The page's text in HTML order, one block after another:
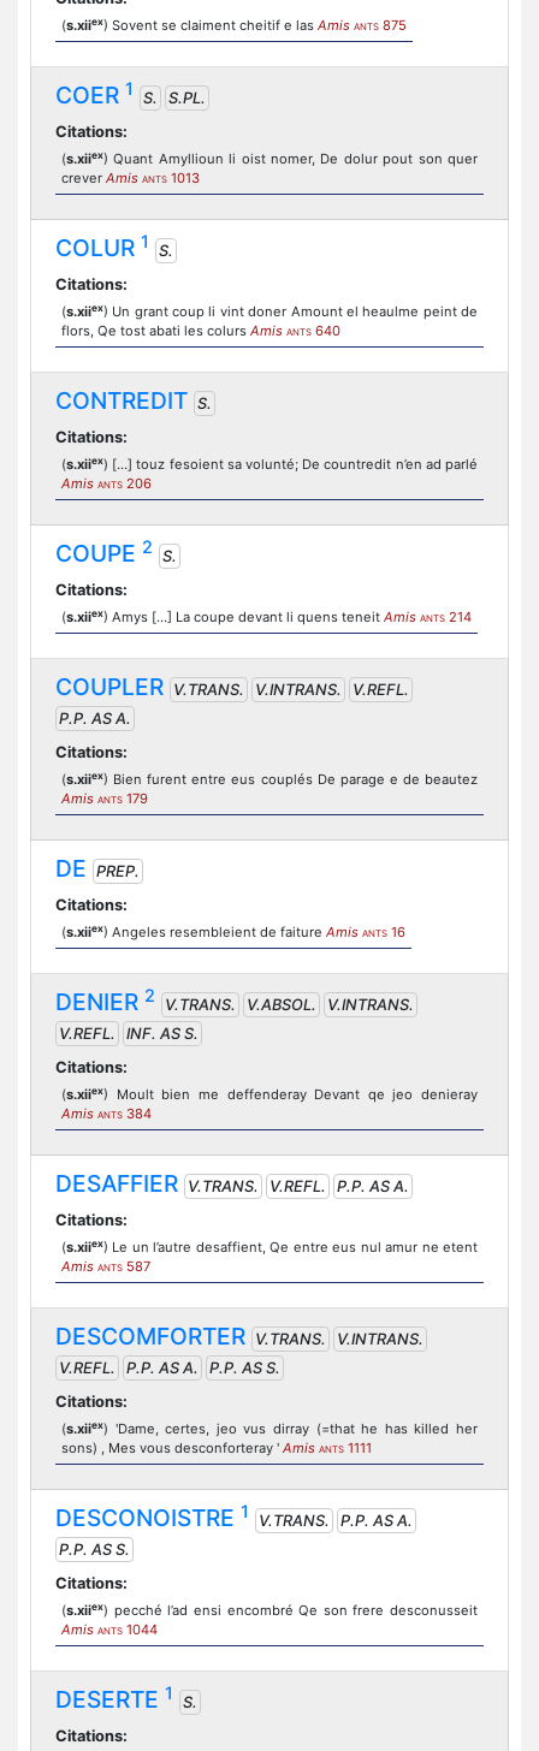
(s.xiiex) Sovent se claiment cheitif e las Amis ANTS 875
COER 1 S.
S.PL.
Citations:
(s.xiiex) Quant Amyllioun li oist nomer, De dolur pout son quer
crever Amis ANTS 1013
COLUR 1
S.
Citations:
(s.xiiex) Un grant coup li vint doner Amount el heaulme peint de
flors, Qe tost abati les colurs Amis ANTS 640
CONTREDIT S.
Citations:
(s.xiiex) […] touz fesoient sa volunté; De countredit n’en ad parlé
Amis ANTS 206
COUPE 2 S.
Citations:
(s.xiiex) Amys [...] La coupe devant li quens teneit Amis ANTS 214
COUPLER V.TRANS. V.INTRANS.
V.REFL.
P.P. AS A.
Citations:
(s.xiiex) Bien furent entre eus couplés De parage e de beautez
Amis ANTS 179
DE PREP.
Citations:
(s.xiiex) Angeles resembleient de faiture Amis ANTS 16
DENIER 2 V.TRANS. V.ABSOL.
V.INTRANS.
V.REFL.
INF. AS S.
Citations:
(s.xiiex) Moult bien me deffenderay Devant qe jeo denieray
Amis ANTS 384
DESAFFIER V.TRANS. V.REFL.
P.P. AS A.
Citations:
(s.xiiex) Le un l’autre desaffient, Qe entre eus nul amur ne etent
Amis ANTS 587
DESCOMFORTER V.TRANS.
V.INTRANS.
V.REFL.
P.P. AS A.
P.P. AS S.
Citations:
(s.xiiex) 'Dame, certes, jeo vus dirray (=that he has killed her
sons) , Mes vous desconforteray ' Amis ANTS 1111
DESCONOISTRE 1 V.TRANS.
P.P. AS A.
P.P. AS S.
Citations:
(s.xiiex) pecché l’ad ensi encombré Qe son frere desconusseit
Amis ANTS 1044
DESERTE 1
S.
Citations: